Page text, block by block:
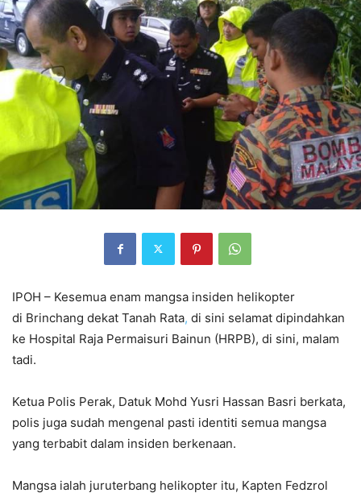
IPOH – Kesemua enam mangsa insiden helikopter
di Brinchang dekat Tanah Rata, di sini selamat dipindahkan
ke Hospital Raja Permaisuri Bainun (HRPB), di sini, malam
tadi.
Ketua Polis Perak, Datuk Mohd Yusri Hassan Basri berkata,
polis juga sudah mengenal pasti identiti semua mangsa
yang terbabit dalam insiden berkenaan.
Mangsa ialah juruterbang helikopter itu, Kapten Fedzrol